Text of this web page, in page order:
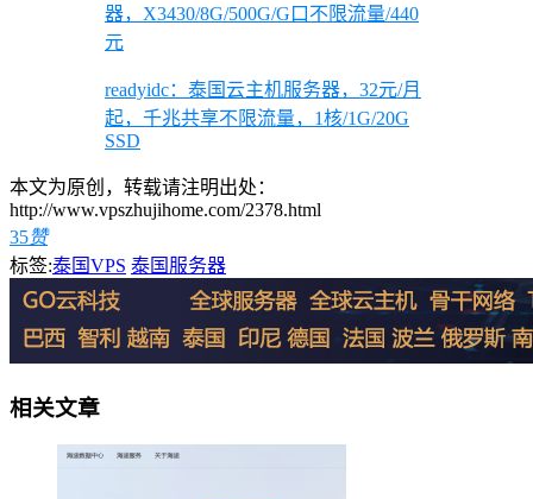
器，X3430/8G/500G/G口不限流量/440
元
readyidc：泰国云主机服务器，32元/月
起，千兆共享不限流量，1核/1G/20G
SSD
本文为原创，转载请注明出处：
http://www.vpszhujihome.com/2378.html
35赞
标签:泰国VPS 泰国服务器
相关文章